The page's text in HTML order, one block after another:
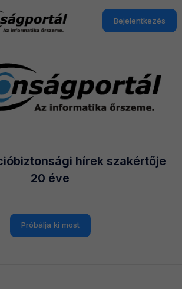
Bejelentkezés
hírek szakértője
20 éve
Próbálja ki most